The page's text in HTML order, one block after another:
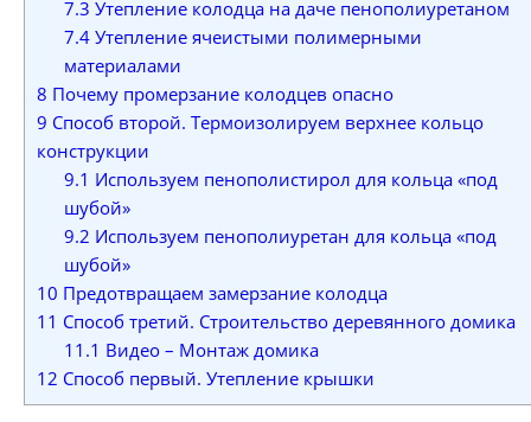
7.3 Утепление колодца на даче пенополиуретаном
7.4Утепление ячеистыми полимерными
материалами
8 Почему промерзание колодцев опасно
9 Способ второй. Термоизолируем верхнее кольцо
конструкции
9.1 Используем пенополистирол для кольца «под
шубой»
9.2 Используем пенополиуретан для кольца «под
шубой»
10 Предотвращаем замерзание колодца
11 Способ третий. Строительство деревянного домика
11.1 Видео – Монтаж домика
12 Способ первый. Утепление крышки